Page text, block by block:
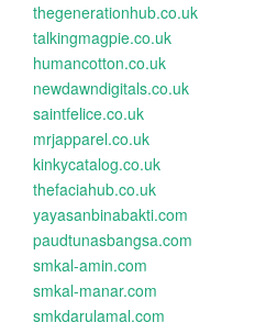
thegenerationhub.co.uk
talkingmagpie.co.uk
humancotton.co.uk
newdawndigitals.co.uk
saintfelice.co.uk
mrjapparel.co.uk
kinkycatalog.co.uk
thefaciahub.co.uk
yayasanbinabakti.com
paudtunasbangsa.com
smkal-amin.com
smkal-manar.com
smkdarulamal.com